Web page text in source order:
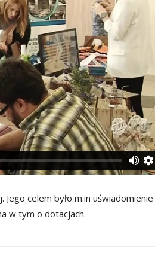
celem było m.in uświadomienie
w tym o dotacjach.